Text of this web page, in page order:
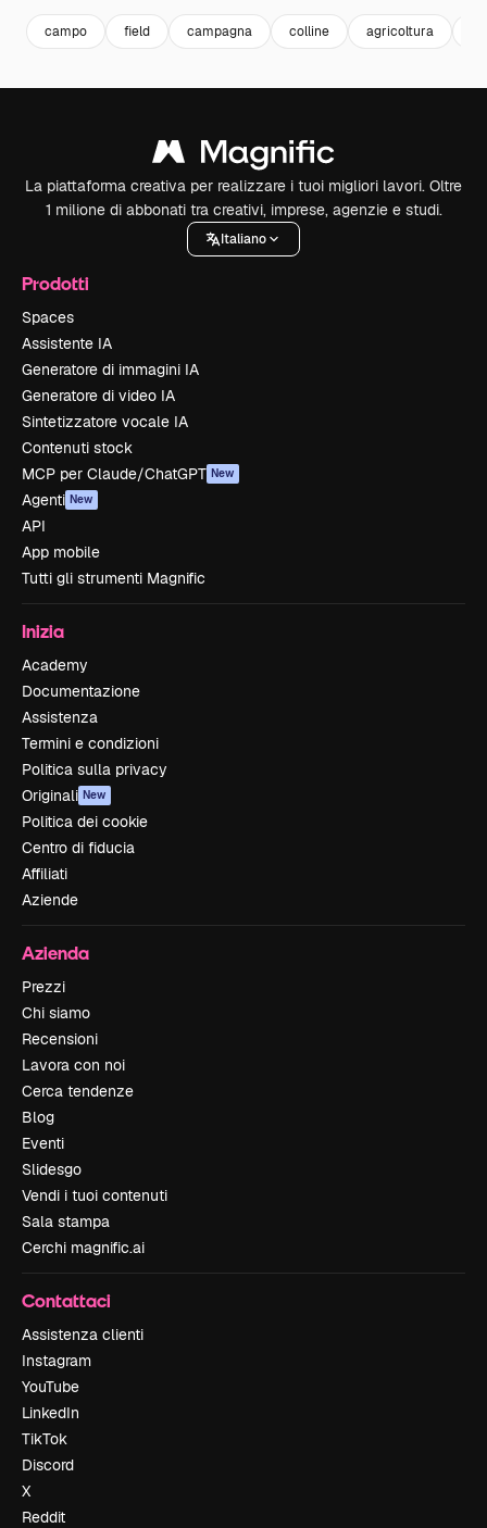
campo field campagna colline agricoltura
La piattaforma creativa per realizzare i tuoi migliori lavori. Oltre
1 milione di abbonati tra creativi, imprese, agenzie e studi.
Italiano
Prodotti
Spaces
Assistente IA
Generatore di immagini IA
Generatore di video IA
Sintetizzatore vocale IA
Contenuti stock
MCP per Claude/ChatGPT New
Agenti New
API
App mobile
Tutti gli strumenti Magnific
Inizia
Academy
Documentazione
Assistenza
Termini e condizioni
Politica sulla privacy
Originali New
Politica dei cookie
Centro di fiducia
Affiliati
Aziende
Azienda
Prezzi
Chi siamo
Recensioni
Lavora con noi
Cerca tendenze
Blog
Eventi
Slidesgo
Vendi i tuoi contenuti
Sala stampa
Cerchi magnific.ai
Contattaci
Assistenza clienti
Instagram
YouTube
LinkedIn
TikTok
Discord
X
Reddit